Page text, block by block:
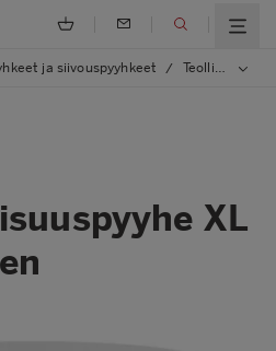
ja siivouspyyhkeet / Teollisuuspyyhkeet
XL